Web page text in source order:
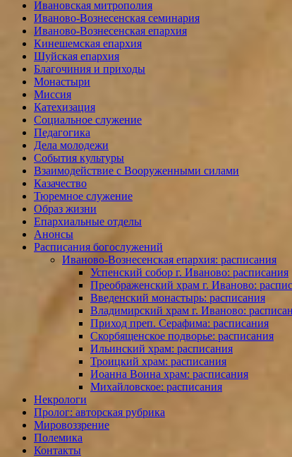
Ивановская митрополия
Иваново-Вознесенская семинария
Иваново-Вознесенская епархия
Кинешемская епархия
Шуйская епархия
Благочиния и приходы
Монастыри
Миссия
Катехизация
Социальное служение
Педагогика
Дела молодежи
События культуры
Взаимодействие с Вооруженными силами
Казачество
Тюремное служение
Образ жизни
Епархиальные отделы
Анонсы
Расписания богослужений
Иваново-Вознесенская епархия: расписания
Успенский собор г. Иваново: расписания
Преображенский храм г. Иваново:
Введенский монастырь: расписания
Владимирский храм г. Иваново:
Приход преп. Серафима: расписания
Скорбященское подворье: расписания
Ильинский храм: расписания
Троицкий храм: расписания
Иоанна Воина храм: расписания
Михайловское: расписания
Некрологи
Пролог: авторская рубрика
Мировоззрение
Полемика
Контакты